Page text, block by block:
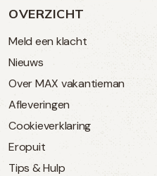
OVERZICHT
Meld een klacht
Nieuws
Over MAX vakantieman
Afleveringen
Cookieverklaring
Eropuit
Tips & Hulp